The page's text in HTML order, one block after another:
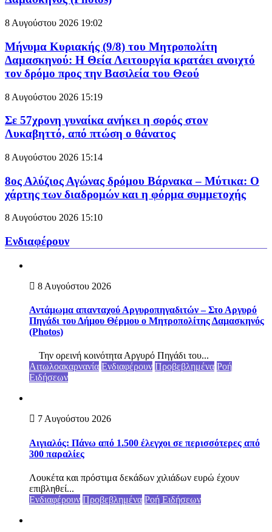
8 Αυγούστου 2026 19:02
Μήνυμα Κυριακής (9/8) του Μητροπολίτη
Δαμασκηνού: Η Θεία Λειτουργία κρατάει ανοιχτό
τον δρόμο προς την Βασιλεία του Θεού
8 Αυγούστου 2026 15:19
Σε 57χρονη γυναίκα ανήκει η σορός στον
Λυκαβηττό, από πτώση ο θάνατος
8 Αυγούστου 2026 15:14
8ος Αλύζιος Αγώνας δρόμου Βάρνακα – Μύτικα: Ο
χάρτης των διαδρομών και η φόρμα συμμετοχής
8 Αυγούστου 2026 15:10
Ενδιαφέρουν
8 Αυγούστου 2026
Αντάμωμα απανταχού Αργυροπηγαδιτών – Στο Αργυρό
Πηγάδι του Δήμου Θέρμου ο Μητροπολίτης Δαμασκηνός
(Photos)
Την ορεινή κοινότητα Αργυρό Πηγάδι του...
Αιτωλοακαρνανία Ενδιαφέρουν Προβεβλημένα Ροή
Ειδήσεων
7 Αυγούστου 2026
Αιγιαλός: Πάνω από 1.500 έλεγχοι σε περισσότερες από
300 παραλίες
Λουκέτα και πρόστιμα δεκάδων χιλιάδων ευρώ έχουν
επιβληθεί...
Ενδιαφέρουν Προβεβλημένα Ροή Ειδήσεων